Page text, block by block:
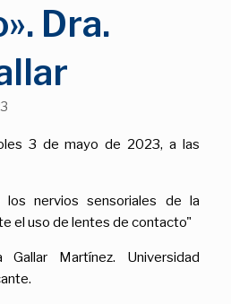
Dra.
3 de mayo de 2023, a las
los nervios sensoriales de la
el uso de lentes de contacto"
Gallar Martínez. Universidad